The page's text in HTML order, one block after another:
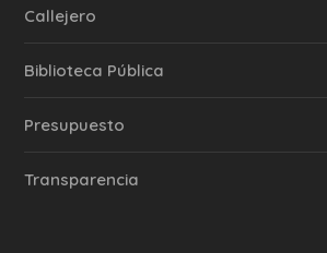
Callejero
Biblioteca Pública
Presupuesto
Transparencia